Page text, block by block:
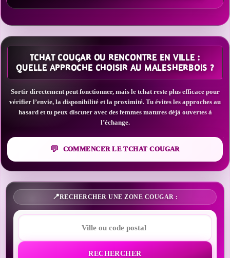
TCHAT COUGAR OU RENCONTRE EN VILLE :
QUELLE APPROCHE CHOISIR AU MALESHERBOIS ?
Sortir directement peut fonctionner, mais le tchat reste plus efficace pour
vérifier l’envie, la disponibilité et la proximité. Tu évites les approches au
hasard et tu peux discuter avec des femmes matures déjà ouvertes à
l’échange.
COMMENCER LE TCHAT COUGAR
RECHERCHER UNE ZONE COUGAR :
RECHERCHER